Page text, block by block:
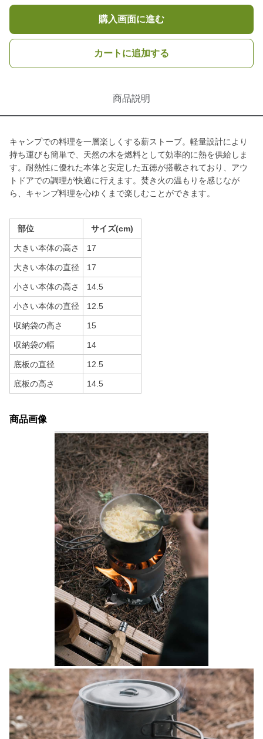
購入画面に進む
カートに追加する
商品説明
キャンプでの料理を一層楽しくする薪ストーブ。軽量設計により
持ち運びも簡単で、天然の木を燃料として効率的に熱を供給しま
す。耐熱性に優れた本体と安定した五徳が搭載されており、アウ
トドアでの調理が快適に行えます。焚き火の温もりを感じなが
ら、キャンプ料理を心ゆくまで楽しむことができます。
部位 サイズ(cm)
大きい本体の高さ 17
大きい本体の直径 17
小さい本体の高さ 14.5
小さい本体の直径 12.5
収納袋の高さ 15
収納袋の幅 14
底板の直径 12.5
底板の高さ 14.5
商品画像